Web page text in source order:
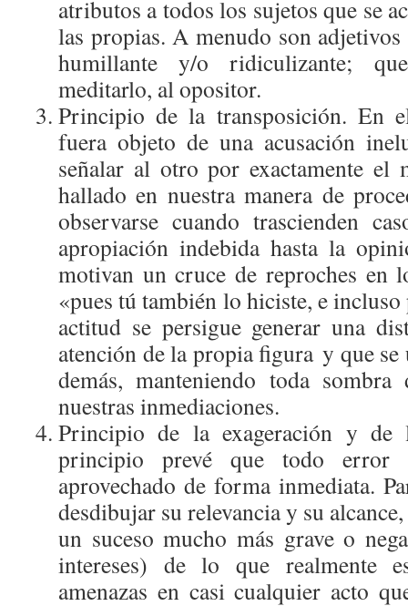
atributos a todos los sujetos que se
las propias. A menudo son
humillante y/o ridiculizante;
meditarlo, al opositor.
Principio de la transposición. En
fuera objeto de una acusación
señalar al otro por exactamente el
hallado en nuestra manera de
observarse cuando trascienden
apropiación indebida hasta la
motivan un cruce de reproches en
«pues tú también lo hiciste, e
actitud se persigue generar una
atención de la propia figura y que se
demás, manteniendo toda
nuestras inmediaciones.
Principio de la exageración y de
principio prevé que todo
aprovechado de forma inmediata.
desdibujar su relevancia y su
un suceso mucho más grave o
intereses) de lo que realmente
amenazas en casi cualquier acto